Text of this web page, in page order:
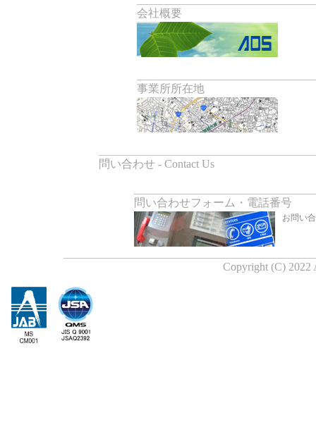
会社概要
事業所所在地
問い合わせ - Contact Us
問い合わせフォーム・電話番号
お問い
Copyright (C) 2022